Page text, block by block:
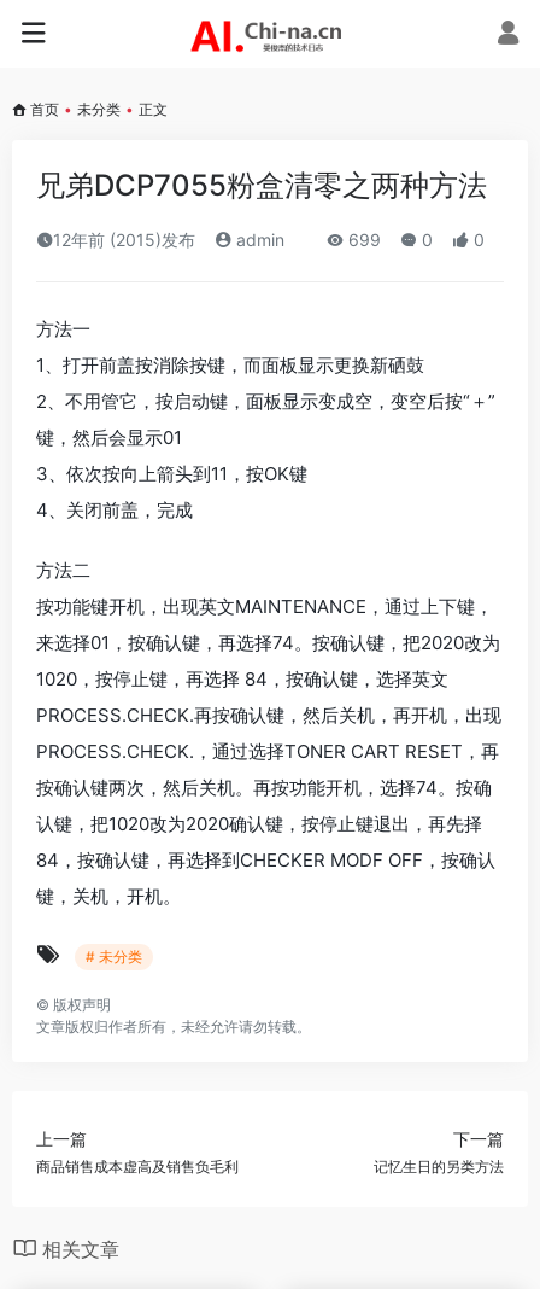
首页 • 未分类 • 正文
兄弟DCP7055粉盒清零之两种方法
12年前 (2015)发布 admin 699 0 0
方法一
1、打开前盖按消除按键，而面板显示更换新硒鼓
2、不用管它，按启动键，面板显示变成空，变空后按“＋”
键，然后会显示01
3、依次按向上箭头到11，按OK键
4、关闭前盖，完成
方法二
按功能键开机，出现英文MAINTENANCE，通过上下键，
来选择01，按确认键，再选择74。按确认键，把2020改为
1020，按停止键，再选择 84，按确认键，选择英文
PROCESS.CHECK.再按确认键，然后关机，再开机，出现
PROCESS.CHECK.，通过选择TONER CART RESET，再
按确认键两次，然后关机。再按功能开机，选择74。按确
认键，把1020改为2020确认键，按停止键退出，再先择
84，按确认键，再选择到CHECKER MODF OFF，按确认
键，关机，开机。
# 未分类
© 版权声明
文章版权归作者所有，未经允许请勿转载。
上一篇
商品销售成本虚高及销售负毛利
下一篇
记忆生日的另类方法
相关文章